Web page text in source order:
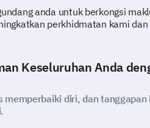
anda untuk berkongsi
perkhidmatan kami
Keseluruhan Anda
memperbaiki diri, dan